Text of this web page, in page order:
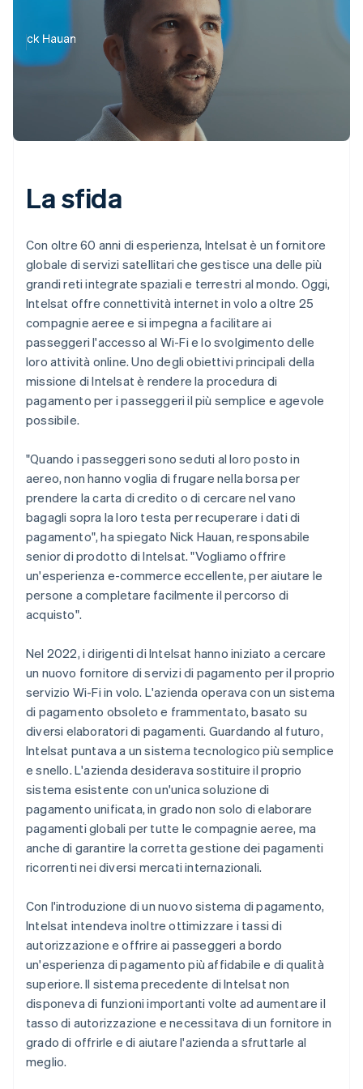
La sfida
Con oltre 60 anni di esperienza, Intelsat è un fornitore
globale di servizi satellitari che gestisce una delle più
grandi reti integrate spaziali e terrestri al mondo. Oggi,
Intelsat offre connettività internet in volo a oltre 25
compagnie aeree e si impegna a facilitare ai
passeggeri l'accesso al Wi-Fi e lo svolgimento delle
loro attività online. Uno degli obiettivi principali della
missione di Intelsat è rendere la procedura di
pagamento per i passeggeri il più semplice e agevole
possibile.
"Quando i passeggeri sono seduti al loro posto in
aereo, non hanno voglia di frugare nella borsa per
prendere la carta di credito o di cercare nel vano
bagagli sopra la loro testa per recuperare i dati di
pagamento", ha spiegato Nick Hauan, responsabile
senior di prodotto di Intelsat. "Vogliamo offrire
un'esperienza e-commerce eccellente, per aiutare le
persone a completare facilmente il percorso di
acquisto".
Nel 2022, i dirigenti di Intelsat hanno iniziato a cercare
un nuovo fornitore di servizi di pagamento per il proprio
servizio Wi-Fi in volo. L'azienda operava con un sistema
di pagamento obsoleto e frammentato, basato su
diversi elaboratori di pagamenti. Guardando al futuro,
Intelsat puntava a un sistema tecnologico più semplice
e snello. L'azienda desiderava sostituire il proprio
sistema esistente con un'unica soluzione di
pagamento unificata, in grado non solo di elaborare
pagamenti globali per tutte le compagnie aeree, ma
anche di garantire la corretta gestione dei pagamenti
ricorrenti nei diversi mercati internazionali.
Con l'introduzione di un nuovo sistema di pagamento,
Intelsat intendeva inoltre ottimizzare i tassi di
autorizzazione e offrire ai passeggeri a bordo
un'esperienza di pagamento più affidabile e di qualità
superiore. Il sistema precedente di Intelsat non
disponeva di funzioni importanti volte ad aumentare il
tasso di autorizzazione e necessitava di un fornitore in
grado di offrirle e di aiutare l'azienda a sfruttarle al
meglio.